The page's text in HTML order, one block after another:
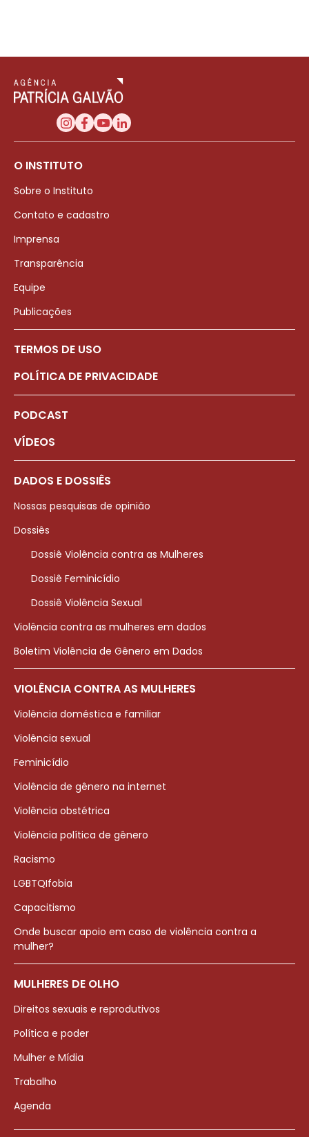
O INSTITUTO
Sobre o Instituto
Contato e cadastro
Imprensa
Transparência
Equipe
Publicações
TERMOS DE USO
POLÍTICA DE PRIVACIDADE
PODCAST
VÍDEOS
DADOS E DOSSIÊS
Nossas pesquisas de opinião
Dossiês
Dossiê Violência contra as Mulheres
Dossiê Feminicídio
Dossiê Violência Sexual
Violência contra as mulheres em dados
Boletim Violência de Gênero em Dados
VIOLÊNCIA CONTRA AS MULHERES
Violência doméstica e familiar
Violência sexual
Feminicídio
Violência de gênero na internet
Violência obstétrica
Violência política de gênero
Racismo
LGBTQIfobia
Capacitismo
Onde buscar apoio em caso de violência contra a
mulher?
MULHERES DE OLHO
Direitos sexuais e reprodutivos
Política e poder
Mulher e Mídia
Trabalho
Agenda